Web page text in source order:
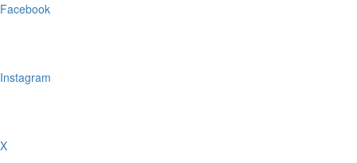
Facebook
Instagram
X